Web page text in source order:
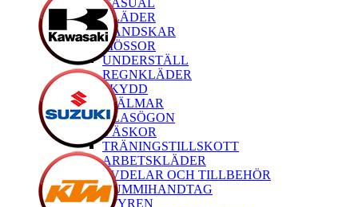
CASUAL
KLÄDER
HANDSKAR
MÖSSOR
UNDERSTÄLL
REGNKLÄDER
SKYDD
HJÄLMAR
GLASÖGON
VÄSKOR
TRÄNINGSTILLSKOTT
ARBETSKLÄDER
RESERVDELAR OCH TILLBEHÖR
GUMMIHANDTAG
STYREN